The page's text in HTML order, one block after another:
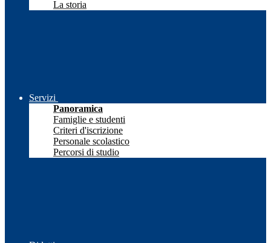
La storia
Servizi
Panoramica
Famiglie e studenti
Criteri d'iscrizione
Personale scolastico
Percorsi di studio